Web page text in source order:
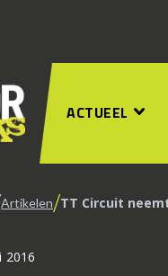
ACTUEEL
Artikelen/TT Circuit
2016